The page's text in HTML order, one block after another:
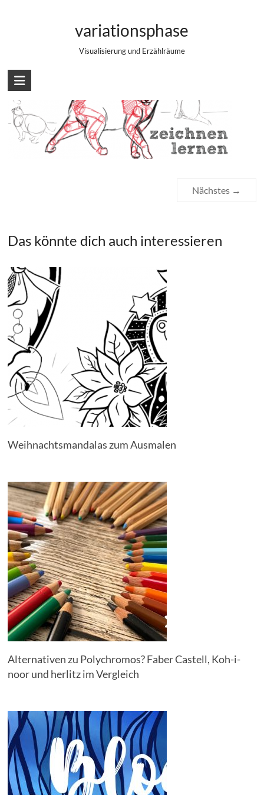
variationsphase
Visualisierung und Erzählräume
Katzen zeichnen – Basics
Nächstes →
Das könnte dich auch interessieren
Weihnachtsmandalas zum Ausmalen
Alternativen zu Polychromos? Faber Castell, Koh-i-
noor und herlitz im Vergleich